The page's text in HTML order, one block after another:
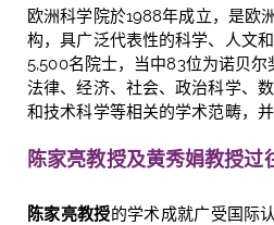
欧洲科学院於1988年成立，是欧
构，具广泛代表性的科学、人文
5,500名院士，当中83位为诺贝尔
法律、经济、社会、政治科学、
和技术科学等相关的学术范畴，
陈家亮教授及黄秀娟教授过
陈家亮教授的学术成就广受国际